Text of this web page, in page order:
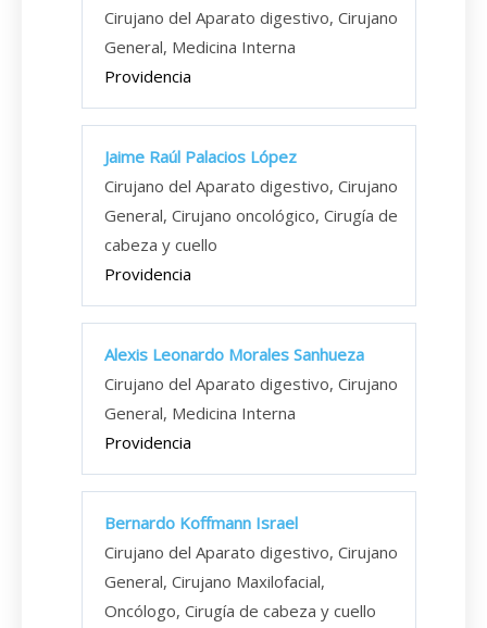
Cirujano del Aparato digestivo, Cirujano
General, Medicina Interna
Providencia
Jaime Raúl Palacios López
Cirujano del Aparato digestivo, Cirujano
General, Cirujano oncológico, Cirugía de
cabeza y cuello
Providencia
Alexis Leonardo Morales Sanhueza
Cirujano del Aparato digestivo, Cirujano
General, Medicina Interna
Providencia
Bernardo Koffmann Israel
Cirujano del Aparato digestivo, Cirujano
General, Cirujano Maxilofacial,
Oncólogo, Cirugía de cabeza y cuello